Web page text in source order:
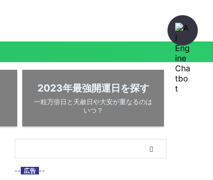
2023年最強開運日を探す
一粒万倍日と天赦日や大安が重なるのは
いつ？
-- 広告 --